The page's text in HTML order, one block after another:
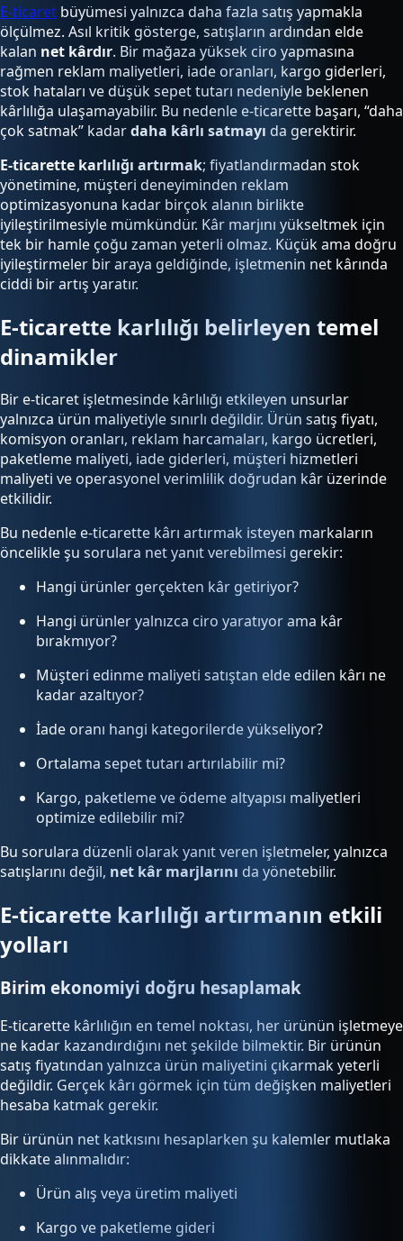
E-ticaret büyümesi yalnızca daha fazla satış yapmakla
ölçülmez. Asıl kritik gösterge, satışların ardından elde
kalan net kârdır. Bir mağaza yüksek ciro yapmasına
rağmen reklam maliyetleri, iade oranları, kargo giderleri,
stok hataları ve düşük sepet tutarı nedeniyle beklenen
kârlılığa ulaşamayabilir. Bu nedenle e-ticarette başarı, “daha
çok satmak” kadardaha kârlı satmayı da gerektirir.
E-ticarette karlılığı artırmak; fiyatlandırmadan stok
yönetimine, müşteri deneyiminden reklam
optimizasyonuna kadar birçok alanın birlikte
iyileştirilmesiyle mümkündür. Kâr marjını yükseltmek için
tek bir hamle çoğu zaman yeterli olmaz. Küçük ama doğru
iyileştirmeler bir araya geldiğinde, işletmenin net kârında
ciddi bir artış yaratır.
E-ticarette karlılığı belirleyen temel
dinamikler
Bir e-ticaret işletmesinde kârlılığı etkileyen unsurlar
yalnızca ürün maliyetiyle sınırlı değildir. Ürün satış fiyatı,
komisyon oranları, reklam harcamaları, kargo ücretleri,
paketleme maliyeti, iade giderleri, müşteri hizmetleri
maliyeti ve operasyonel verimlilik doğrudan kâr üzerinde
etkilidir.
Bu nedenle e-ticarette kârı artırmak isteyen markaların
öncelikle şu sorulara net yanıt verebilmesi gerekir:
Hangi ürünler gerçekten kâr getiriyor?
Hangi ürünler yalnızca ciro yaratıyor ama kâr
bırakmıyor?
Müşteri edinme maliyeti satıştan elde edilen kârı ne
kadar azaltıyor?
İade oranı hangi kategorilerde yükseliyor?
Ortalama sepet tutarı artırılabilir mi?
Kargo, paketleme ve ödeme altyapısı maliyetleri
optimize edilebilir mi?
Bu sorulara düzenli olarak yanıt veren işletmeler, yalnızca
satışlarını değil, net kâr marjlarını da yönetebilir.
E-ticarette karlılığı artırmanın etkili
yolları
Birim ekonomiyi doğru hesaplamak
E-ticarette kârlılığın en temel noktası, her ürünün işletmeye
ne kadar kazandırdığını net şekilde bilmektir. Bir ürünün
satış fiyatından yalnızca ürün maliyetini çıkarmak yeterli
değildir. Gerçek kârı görmek için tüm değişken maliyetleri
hesaba katmak gerekir.
Bir ürünün net katkısını hesaplarken şu kalemler mutlaka
dikkate alınmalıdır:
Ürün alış veya üretim maliyeti
Kargo ve paketleme gideri